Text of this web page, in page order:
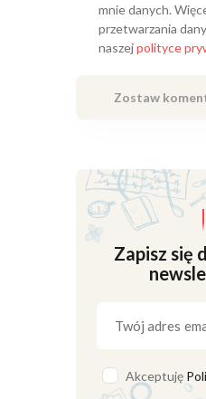
mnie danych.
przetwarzania
naszejpolityce
Zapisz się
Akceptuję